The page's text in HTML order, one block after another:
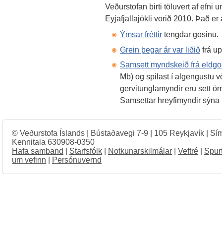
Veðurstofan birti töluvert af efni
Eyjafjallajökli vorið 2010. Það er
Ýmsar fréttir tengdar gosinu.
Grein þegar ár var liðið frá
Samsett myndskeið frá
Mb) og spilast í algengustu
gervitunglamyndir eru sett
Samsettar hreyfimyndir
© Veðurstofa Íslands | Bústaðavegi 7-9 | 105 Reykjavík |
Kennitala 630908-0350
Hafa samband
Starfsfólk Notkunarskilmálar Veftré
um vefinn
Persónuvernd